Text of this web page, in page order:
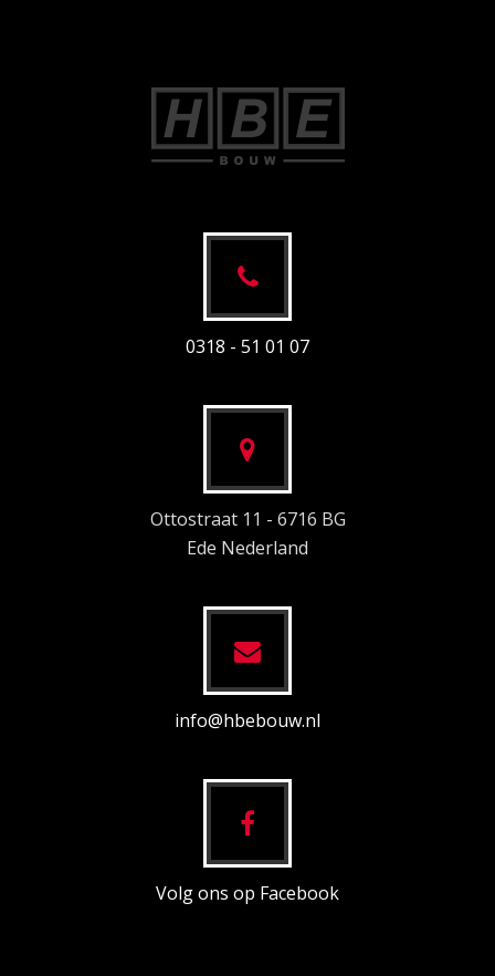
0318 - 51 01 07
Ottostraat 11 - 6716 BG
Ede Nederland
info@hbebouw.nl
Volg ons op Facebook